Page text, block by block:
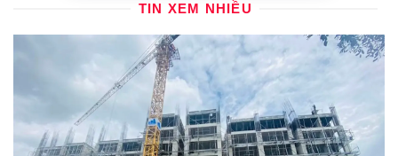
TIN XEM NHIỀU